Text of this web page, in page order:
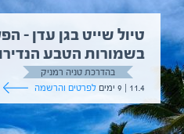
טיול שייט בגן עדן –
בשמורות הטבע
בהדרכת טניה רמניק
11.4 | 9 ימים
לפרטים והרשמה